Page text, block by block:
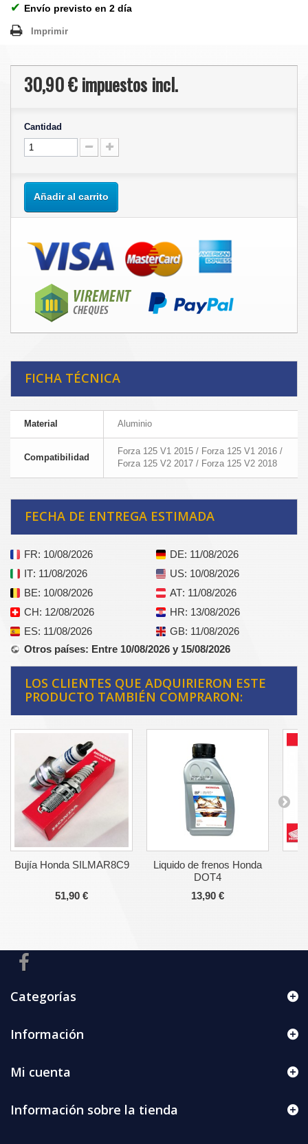
✔ Envío previsto en 2 día
Imprimir
30,90 €impuestos incl.
Cantidad
Añadir al carrito
FICHA TÉCNICA
Material Aluminio
Compatibilidad
Forza 125 V1 2015 / Forza 125 V1 2016 /
Forza 125 V2 2017 / Forza 125 V2 2018
FECHA DE ENTREGA ESTIMADA
FR: 10/08/2026 DE: 11/08/2026
IT: 11/08/2026 US: 10/08/2026
BE: 10/08/2026 AT: 11/08/2026
CH: 12/08/2026 HR: 13/08/2026
ES: 11/08/2026 GB: 11/08/2026
Otros países: Entre 10/08/2026 y 15/08/2026
LOS CLIENTES QUE ADQUIRIERON ESTE
PRODUCTO TAMBIÉN COMPRARON:
Bujía Honda SILMAR8C9
51,90 €
Liquido de frenos Honda
DOT4
13,90 €
Categorías
Información
Mi cuenta
Información sobre la tienda